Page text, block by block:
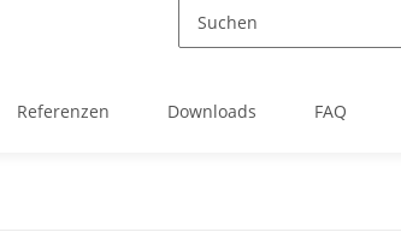
Referenzen Downloads FAQ